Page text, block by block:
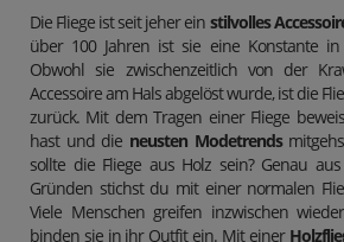
Die Fliege ist seit jeher ein stilvolles
über 100 Jahren ist sie eine Konstante
Obwohl sie zwischenzeitlich von der
Accessoire am Hals abgelöst wurde, ist die
zurück. Mit dem Tragen einer Fliege
hast und die neusten Modetrends
sollte die Fliege aus Holz sein? Genau
Gründen stichst du mit einer normalen
Viele Menschen greifen inzwischen
binden sie in ihr Outfit ein. Mit einer